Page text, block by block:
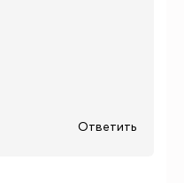
Ответить